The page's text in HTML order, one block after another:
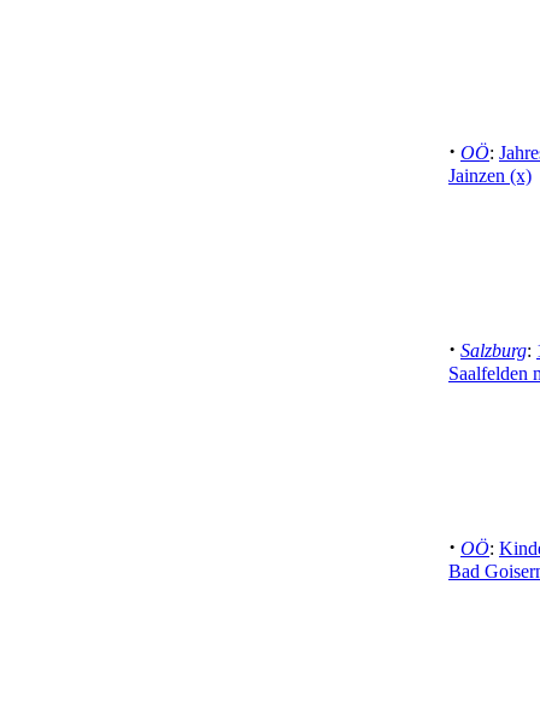
· OÖ:
Jainzen (x)
· Salzburg:
Saalfelden
· OÖ:
Bad